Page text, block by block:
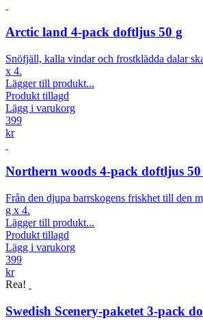
Arctic land 4-pack doftljus 50 g
Snöfjäll, kalla vindar och frostklädda dalar
x 4.
Lägger till produkt...
Produkt tillagd
Lägg i varukorg
399
kr
Northern woods 4-pack doftljus 50
Från den djupa barrskogens friskhet till den
g x 4.
Lägger till produkt...
Produkt tillagd
Lägg i varukorg
399
kr
Rea!
Swedish Scenery-paketet 3-pack